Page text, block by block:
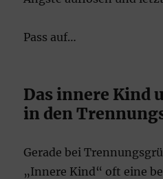
Pass auf…
Das innere Kind
in den
Gerade bei
„Innere Kind“ oft eine